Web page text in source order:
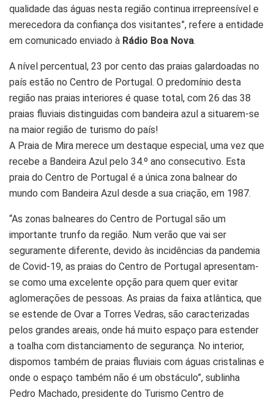
qualidade das águas nesta região continua irrepreensível e
merecedora da confiança dos visitantes”, refere a entidade
em comunicado enviado à Rádio Boa Nova.
A nível percentual, 23 por cento das praias galardoadas no
país estão no Centro de Portugal. O predomínio desta
região nas praias interiores é quase total, com 26 das 38
praias fluviais distinguidas com bandeira azul a situarem-se
na maior região de turismo do país!
A Praia de Mira merece um destaque especial, uma vez que
recebe a Bandeira Azul pelo 34.º ano consecutivo. Esta
praia do Centro de Portugal é a única zona balnear do
mundo com Bandeira Azul desde a sua criação, em 1987.
“As zonas balneares do Centro de Portugal são um
importante trunfo da região. Num verão que vai ser
seguramente diferente, devido às incidências da pandemia
de Covid-19, as praias do Centro de Portugal apresentam-
se como uma excelente opção para quem quer evitar
aglomerações de pessoas. As praias da faixa atlântica, que
se estende de Ovar a Torres Vedras, são caracterizadas
pelos grandes areais, onde há muito espaço para estender
a toalha com distanciamento de segurança. No interior,
dispomos também de praias fluviais com águas cristalinas e
onde o espaço também não é um obstáculo”, sublinha
Pedro Machado, presidente do Turismo Centro de